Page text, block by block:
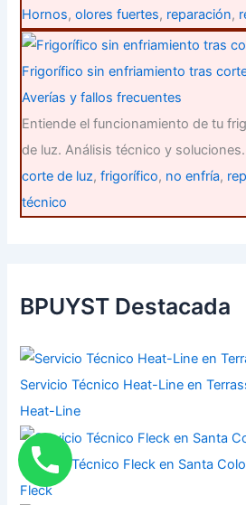
Hornos,olores fuertes, reparación,
Frigorífico sin enfriamiento tras
Averías y fallos frecuentes
Entiende el funcionamiento de tu
de luz. Análisis técnico y
corte de luz,frigorífico, no enfría,
técnico
BPUYST Destacada
Servicio Técnico Heat-Line en
Heat-Line
Servicio Técnico Fleck en Santa
Fleck